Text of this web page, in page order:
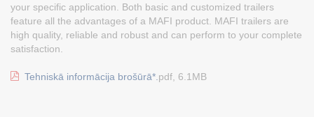
your specific application. Both basic and customized trailers
feature all the advantages of a MAFI product. MAFI trailers are
high quality, reliable and robust and can perform to your complete
satisfaction.
Tehniskā informācija brošūrā*. pdf, 6.1MB